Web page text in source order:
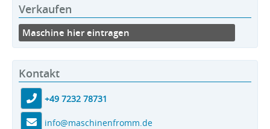
Verkaufen
Maschine hier eintragen
Kontakt
+49 7232 78731
info@maschinenfromm.de